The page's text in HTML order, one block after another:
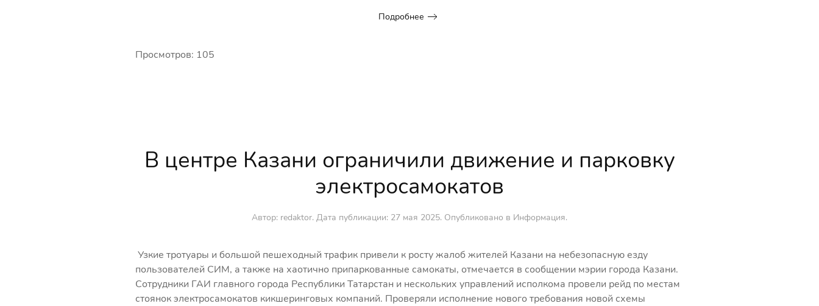
Подробнее
Просмотров: 105
В центре Казани ограничили движение и парковку
электросамокатов
Автор: redaktor. Дата публикации: 27 мая 2025. Опубликовано в Информация.
Узкие тротуары и большой пешеходный трафик привели к росту жалоб жителей Казани на небезопасную езду
пользователей СИМ, а также на хаотично припаркованные самокаты, отмечается в сообщении мэрии города Казани.
Сотрудники ГАИ главного города Республики Татарстан и нескольких управлений исполкома провели рейд по местам
стоянок электросамокатов кикшеринговых компаний. Проверяли исполнение нового требования новой схемы